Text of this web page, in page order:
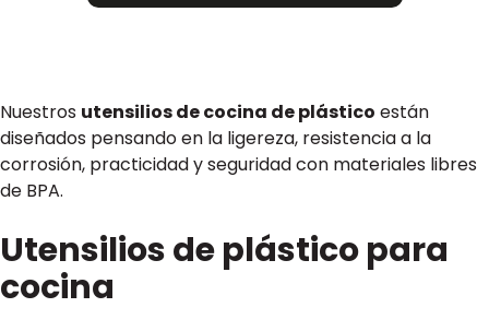
Nuestros utensilios de cocina de plástico están
diseñados pensando en la ligereza, resistencia a la
corrosión, practicidad y seguridad con materiales libres
de BPA.
Utensilios de plástico para
cocina